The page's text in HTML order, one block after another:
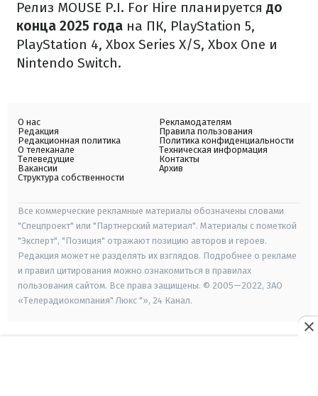
Релиз MOUSE P.I. For Hire планируется до
конца 2025 года на ПК, PlayStation 5,
PlayStation 4, Xbox Series X/S, Xbox One и
Nintendo Switch.
О нас
Редакция
Редакционная политика
О телеканале
Телеведущие
Вакансии
Структура собственности
Рекламодателям
Правила пользования
Политика конфиденциальности
Техническая информация
Контакты
Архив
Все коммерческие рекламные материалы обозначены словами
"Спецпроект" или "Партнерский материал". Материалы с пометкой
"Эксперт", "Позиция" отражают позицию авторов и героев.
Редакция может не разделять их взглядов. Подробнее о рекламе
и правил цитирования можно ознакомиться в правилах
пользования сайтом. Все права защищены. © 2005—2022, ЗАО
«Телерадиокомпания" Люкс "», 24 Канал.